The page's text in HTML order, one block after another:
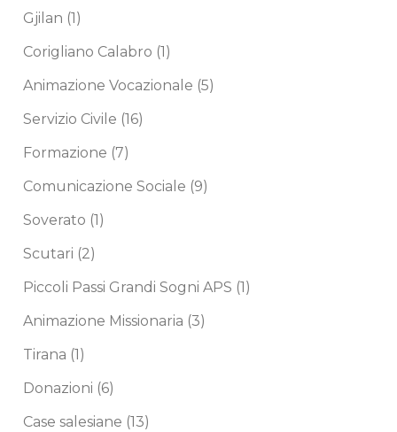
Gjilan (1)
Corigliano Calabro (1)
Animazione Vocazionale (5)
Servizio Civile (16)
Formazione (7)
Comunicazione Sociale (9)
Soverato (1)
Scutari (2)
Piccoli Passi Grandi Sogni APS (1)
Animazione Missionaria (3)
Tirana (1)
Donazioni (6)
Case salesiane (13)